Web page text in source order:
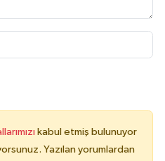
kabul etmiş bulunuyor
Yazılan yorumlardan